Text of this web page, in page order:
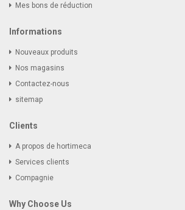
Mes bons de réduction
Informations
Nouveaux produits
Nos magasins
Contactez-nous
sitemap
Clients
A propos de hortimeca
Services clients
Compagnie
Why Choose Us